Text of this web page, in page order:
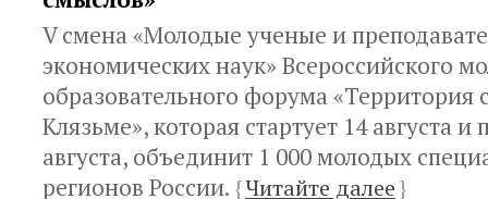
V смена «Молодые ученые и
экономических наук» Всероссийского
образовательного форума «Территория
Клязьме», которая стартует 14 августа и
августа, объединит 1 000 молодых
регионов России. {Читайте далее}